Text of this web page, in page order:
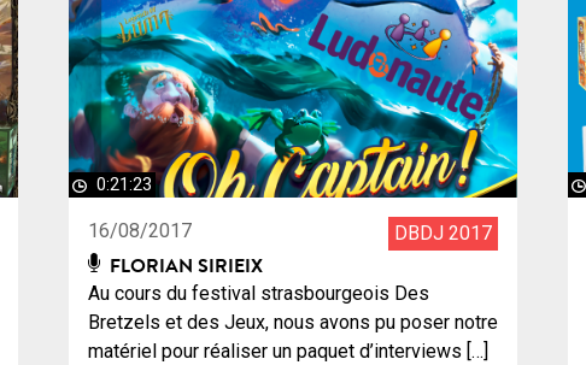
0:21:23
16/08/2017 DBDJ 2017
FLORIAN SIRIEIX
Au cours du festival strasbourgeois Des
Bretzels et des Jeux, nous avons pu poser notre
matériel pour réaliser un paquet d’interviews […]